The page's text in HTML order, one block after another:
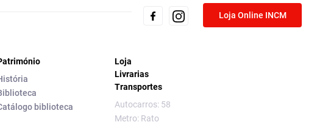
Loja Online INCM
biblioteca
Loja
Livrarias
Transportes
Autocarros: 58
Metro: Rato